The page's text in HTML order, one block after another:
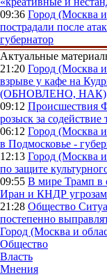
09:36 Город (Москва и
пострадали после
губернатор
Актуальные
21:20 Город (Москва и
взрыве у кафе на
(ОБНОВЛЕНО, НАК)
09:12 Происшествия
розыск за содействие
06:12 Город (Москва и
в Подмосковье -
12:13 Город (Москва и
по защите
09:55 В мире Трамп в
Иран и КНДР
21:28 Общество
постепенно
Город (Москва и
Общество
Власть
Мнения